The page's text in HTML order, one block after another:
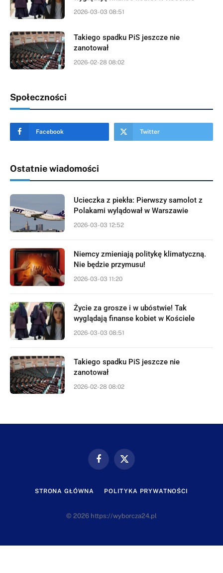
2026-03-03 08:51
Takiego spadku PiS jeszcze nie
zanotował
2026-02-28 08:02
Społeczności
Facebook Twitter
Ostatnie wiadomości
Ucieczka z piekła: Pierwszy samolot z
Polakami wylądował w Warszawie
2026-03-03 12:52
Niemcy zmieniają politykę klimatyczną.
Nie będzie przymusu!
2026-03-03 11:20
Życie za grosze i w ubóstwie! Tak
wyglądają finanse kobiet w Kościele
2026-03-03 08:51
Takiego spadku PiS jeszcze nie
zanotował
2026-02-28 08:02
FacebookX
STRONA GŁÓWNA POLITYKA PRYWATNOŚCI
© 2026 https://wyborcza24.pl